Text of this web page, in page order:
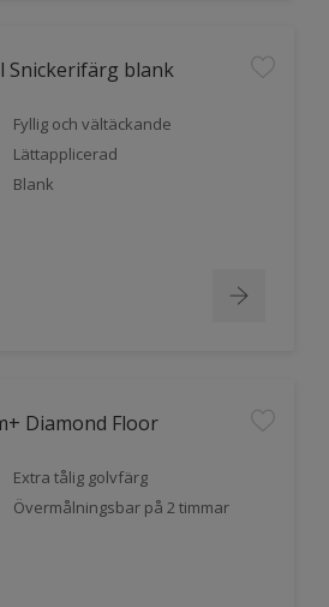
Snickerifärg blank
Fyllig och vältäckande
Lättapplicerad
Blank
Diamond Floor
Extra tålig golvfärg
Övermålningsbar på 2 timmar